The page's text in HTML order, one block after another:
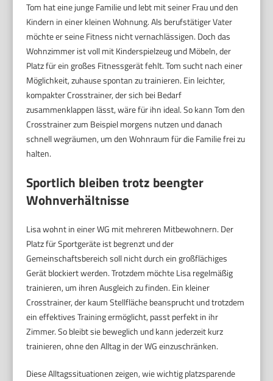
Tom hat eine junge Familie und lebt mit seiner Frau und den
Kindern in einer kleinen Wohnung. Als berufstätiger Vater
möchte er seine Fitness nicht vernachlässigen. Doch das
Wohnzimmer ist voll mit Kinderspielzeug und Möbeln, der
Platz für ein großes Fitnessgerät fehlt. Tom sucht nach einer
Möglichkeit, zuhause spontan zu trainieren. Ein leichter,
kompakter Crosstrainer, der sich bei Bedarf
zusammenklappen lässt, wäre für ihn ideal. So kann Tom den
Crosstrainer zum Beispiel morgens nutzen und danach
schnell wegräumen, um den Wohnraum für die Familie frei zu
halten.
Sportlich bleiben trotz beengter
Wohnverhältnisse
Lisa wohnt in einer WG mit mehreren Mitbewohnern. Der
Platz für Sportgeräte ist begrenzt und der
Gemeinschaftsbereich soll nicht durch ein großflächiges
Gerät blockiert werden. Trotzdem möchte Lisa regelmäßig
trainieren, um ihren Ausgleich zu finden. Ein kleiner
Crosstrainer, der kaum Stellfläche beansprucht und trotzdem
ein effektives Training ermöglicht, passt perfekt in ihr
Zimmer. So bleibt sie beweglich und kann jederzeit kurz
trainieren, ohne den Alltag in der WG einzuschränken.
Diese Alltagssituationen zeigen, wie wichtig platzsparende